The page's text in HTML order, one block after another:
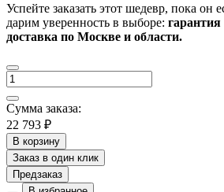
Успейте заказать этот шедевр, пока
дарим уверенность в выборе: гарантия
доставка по Москве и области.
Сумма заказа:
22 793 ₽
В корзину
Заказ в один клик
Предзаказ